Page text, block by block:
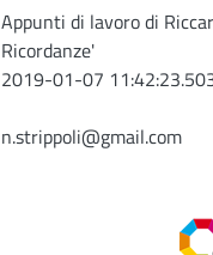
Appunti di lavoro di
Ricordanze'
2019-01-07
n.strippoli@gmail.com